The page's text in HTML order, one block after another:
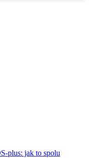
plus: jak to spolu